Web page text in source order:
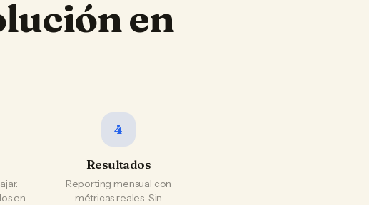
en
en
4
Resultados
Reporting mensual con
métricas reales. Sin